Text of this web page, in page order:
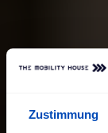
Zustimmung